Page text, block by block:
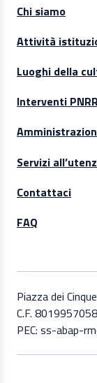
Chi siamo
Attività
Luoghi della
Interventi
Servizi
Contattaci
FAQ
Piazza dei
C.F.
PEC: ss-abap-